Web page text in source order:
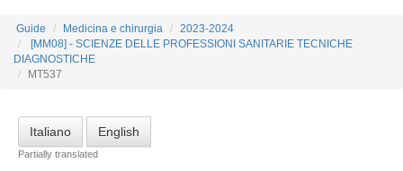
Guide Medicina e chirurgia
2023-2024
[MM08] - SCIENZE DELLE PROFESSIONI SANITARIE TECNICHE
DIAGNOSTICHE
MT537
Italiano English
Partially translated